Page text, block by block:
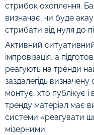
стрибок охоплення.
визначає, чи буде
стрибати від нуля до
Активний
імпровізація, а
реагують на тренди
заздалегідь визначену
монтує, хто публікує і
тренду матеріал має
системи «реагувати
мізерними.